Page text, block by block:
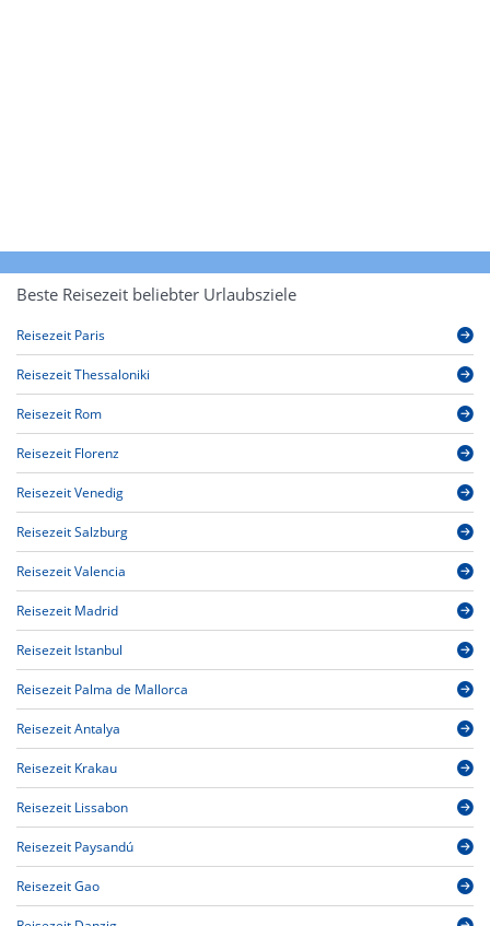
Beste Reisezeit beliebter Urlaubsziele
Reisezeit Paris
Reisezeit Thessaloniki
Reisezeit Rom
Reisezeit Florenz
Reisezeit Venedig
Reisezeit Salzburg
Reisezeit Valencia
Reisezeit Madrid
Reisezeit Istanbul
Reisezeit Palma de Mallorca
Reisezeit Antalya
Reisezeit Krakau
Reisezeit Lissabon
Reisezeit Paysandú
Reisezeit Gao